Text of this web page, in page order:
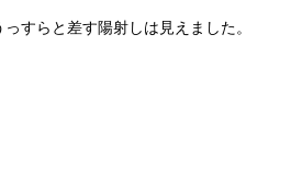
すらと差す陽射しは見えました。